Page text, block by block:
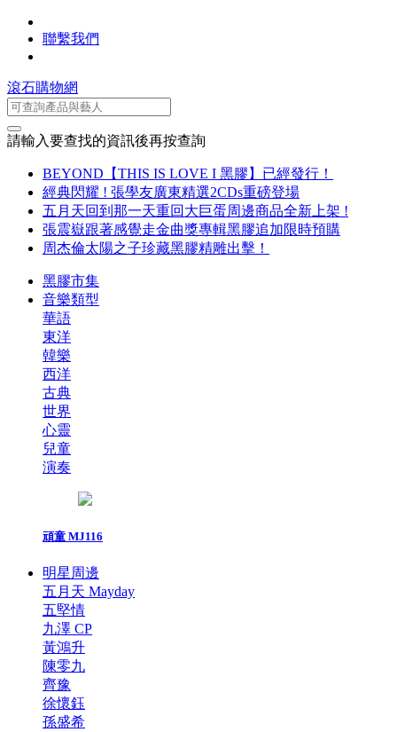
聯繫我們
滾石購物網
請輸入要查找的資訊後再按查詢
BEYOND【THIS IS LOVE I 黑膠】已經發行！
經典閃耀 ! 張學友廣東精選2CDs重磅登場
五月天回到那一天重回大巨蛋周邊商品全新上架 !
張震嶽跟著感覺走金曲獎專輯黑膠追加限時預購
周杰倫太陽之子珍藏黑膠精雕出擊！
黑膠市集
音樂類型
華語
東洋
韓樂
西洋
古典
世界
心靈
兒童
演奏
頑童 MJ116
明星周邊
五月天 Mayday
五堅情
九澤 CP
黃鴻升
陳零九
齊豫
徐懷鈺
孫盛希